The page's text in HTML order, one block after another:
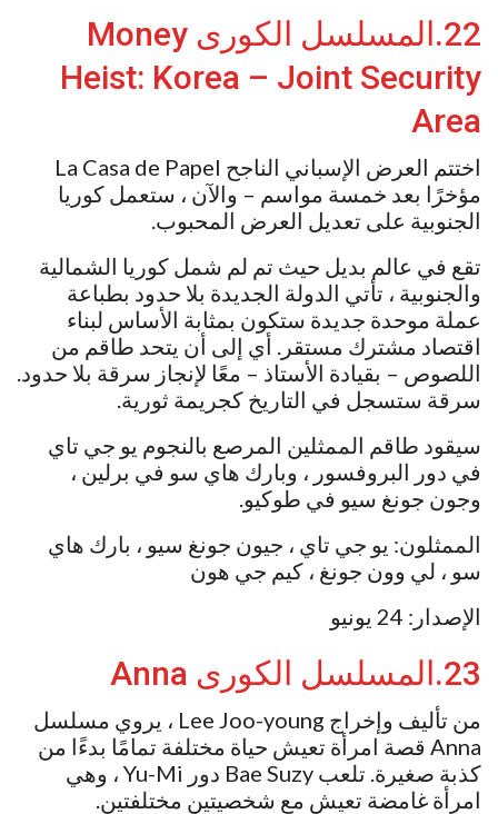
22.المسلسل الكورى Money
Heist: Korea – Joint Security
Area
اختتم العرض الإسباني الناجح La Casa de Papel
مؤخرًا بعد خمسة مواسم – والآن ، ستعمل كوريا
الجنوبية على تعديل العرض المحبوب.
تقع في عالم بديل حيث تم لم شمل كوريا الشمالية
والجنوبية ، تأتي الدولة الجديدة بلا حدود بطباعة
عملة موحدة جديدة ستكون بمثابة الأساس لبناء
اقتصاد مشترك مستقر. أي إلى أن يتحد طاقم من
اللصوص – بقيادة الأستاذ – معًا لإنجاز سرقة بلا حدود.
سرقة ستسجل في التاريخ كجريمة ثورية.
سيقود طاقم الممثلين المرصع بالنجوم يو جي تاي
في دور البروفسور ، وبارك هاي سو في برلين ،
وجون جونغ سيو في طوكيو.
الممثلون: يو جي تاي ، جيون جونغ سيو ، بارك هاي
سو ، لي وون جونغ ، كيم جي هون
الإصدار: 24 يونيو
23.المسلسل الكورى Anna
من تأليف وإخراج Lee Joo-young ، يروي مسلسل
Anna قصة امرأة تعيش حياة مختلفة تمامًا بدءًا من
كذبة صغيرة. تلعب Bae Suzy دور Yu-Mi ، وهي
امرأة غامضة تعيش مع شخصيتين مختلفتين.